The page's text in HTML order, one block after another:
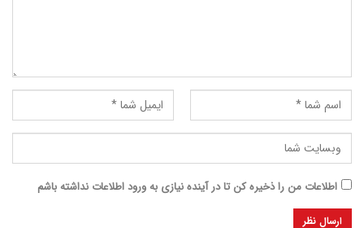
اطلاعات من را ذخیره کن تا در آینده نیازی به ورود اطلاعات نداشته باشم